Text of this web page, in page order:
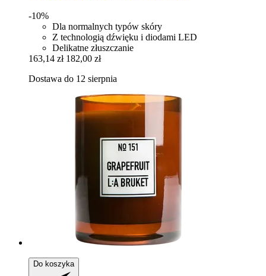
-10%
Dla normalnych typów skóry
Z technologią dźwięku i diodami LED
Delikatne złuszczanie
163,14 zł 182,00 zł
Dostawa do 12 sierpnia
Do koszyka